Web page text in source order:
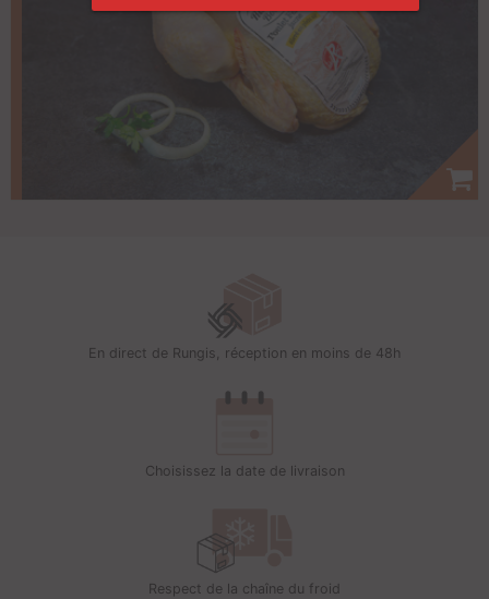
En direct de Rungis, réception en moins de 48h
Choisissez la date de livraison
Respect de la chaîne du froid